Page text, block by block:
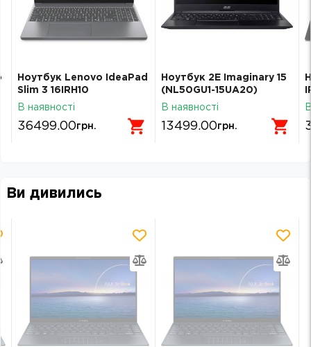
Ноутбук Lenovo IdeaPad
Slim 3 16IRH10
(83K2008WRA) Luna
В наявності
36499.00грн.
Ноутбук 2E Imaginary 15
(NL50GU1-15UA20)
В наявності
13499.00грн.
Ви дивились